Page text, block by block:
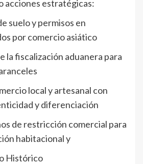
acciones estratégicas:
suelo y permisos en
por comercio asiático
la fiscalización aduanera para
local y artesanal con
y diferenciación
de restricción comercial para
habitacional y
Histórico